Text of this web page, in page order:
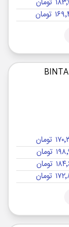
تومان
تومان
|
تومان
تومان
تومان
تومان